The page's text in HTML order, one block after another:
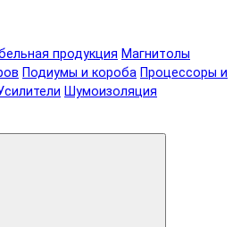
продукция Магнитолы
Подиумы и короба Процессоры и
Шумоизоляция